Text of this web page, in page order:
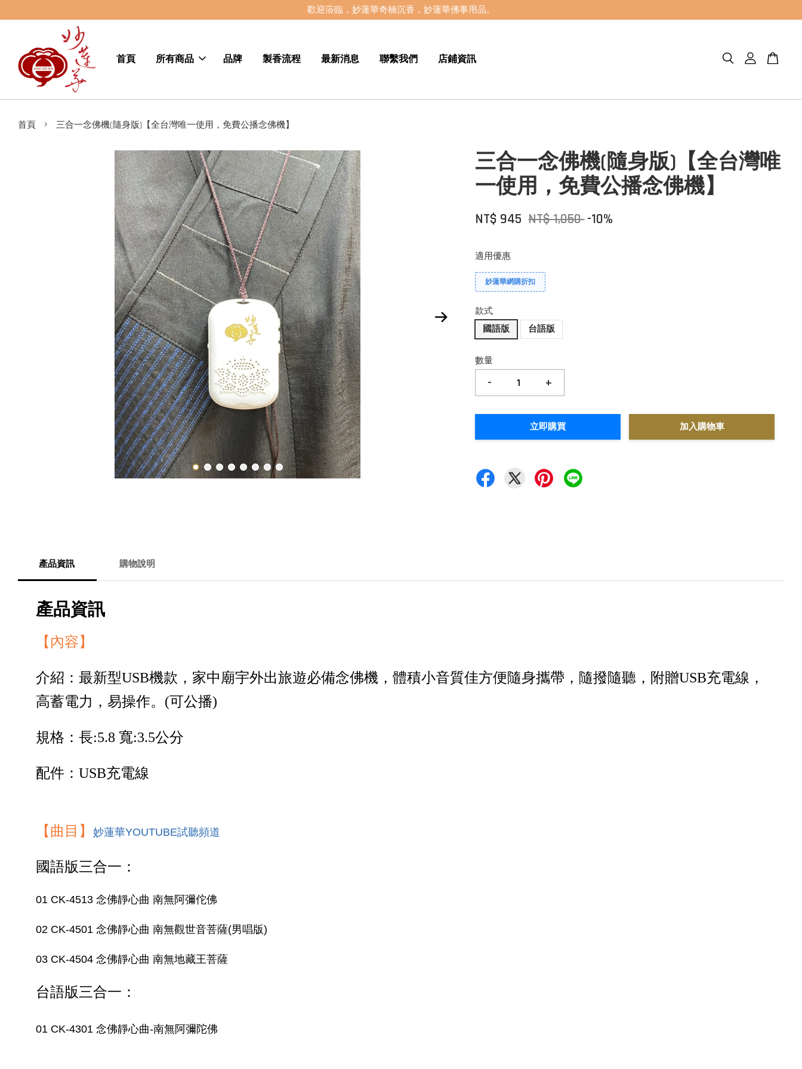
歡迎蒞臨，妙蓮華奇楠沉香，妙蓮華佛事用品。
首頁 所有商品 品牌 製香流程 最新消息 聯繫我們 店鋪資訊
首頁 › 三合一念佛機(隨身版)【全台灣唯一使用，免費公播念佛機】
三合一念佛機(隨身版)【全台灣唯
一使用，免費公播念佛機】
NT$ 945 NT$ 1,050-10%
適用優惠
妙蓮華網購折扣
款式
國語版
台語版
數量
- +
立即購買 加入購物車
產品資訊 購物說明
產品資訊
【內容】
介紹：最新型USB機款，家中廟宇外出旅遊必備念佛機，體積小音質佳方便隨身攜帶，隨撥隨聽，附贈USB充電線，
高蓄電力，易操作。(可公播)
規格：長:5.8 寬:3.5公分
配件：USB充電線
【曲目】 妙蓮華YOUTUBE試聽頻道
國語版三合一：
01 CK-4513 念佛靜心曲 南無阿彌佗佛
02 CK-4501 念佛靜心曲 南無觀世音菩薩(男唱版)
03 CK-4504 念佛靜心曲 南無地藏王菩薩
台語版三合一：
01 CK-4301 念佛靜心曲-南無阿彌陀佛